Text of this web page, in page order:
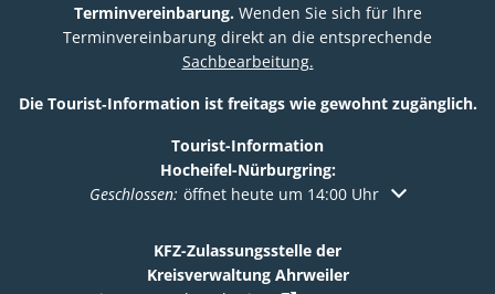
Terminvereinbarung. Wenden Sie sich für Ihre
Terminvereinbarung direkt an die entsprechende
Sachbearbeitung.
Die Tourist‑Information ist freitags wie gewohnt zugänglich.
Tourist-Information
Hocheifel-Nürburgring:
Klicken, um weitere Öffnungs- oder Schließzeiten
Geschlossen: öffnet heute um 14:00 Uhr
KFZ-Zulassungsstelle der
Kreisverwaltung Ahrweiler